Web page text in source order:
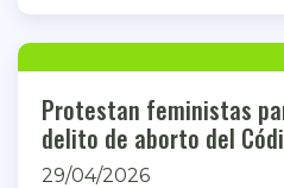
Protestan feministas
delito de aborto del
29/04/2026